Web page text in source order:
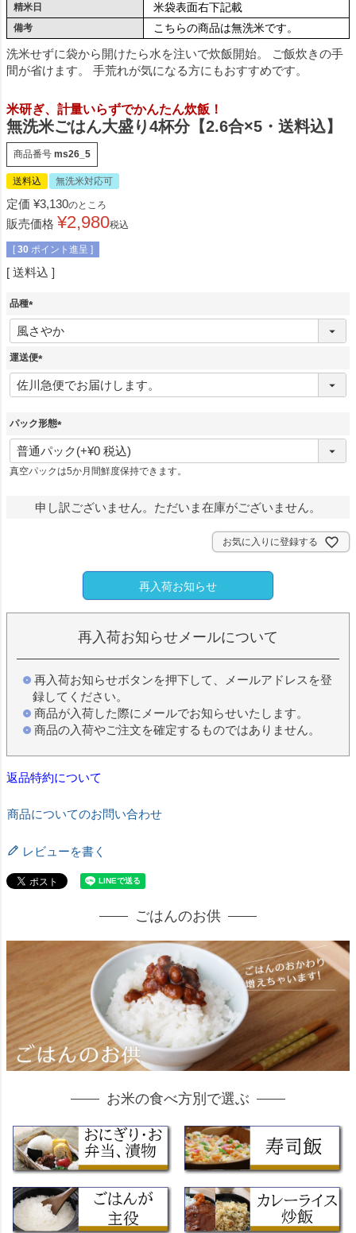
精米日 米袋表面右下記載
備考 こちらの商品は無洗米です。
洗米せずに袋から開けたら水を注いで炊飯開始。 ご飯炊きの手
間が省けます。 手荒れが気になる方にもおすすめです。
米研ぎ、計量いらずでかんたん炊飯！
無洗米ごはん大盛り4杯分【2.6合×5・送料込】
商品番号 ms26_5
送料込 無洗米対応可
定価 ¥3,130のところ
販売価格 ¥2,980税込
[ 30 ポイント進呈 ]
送料込
品種
(
必
須
)
運送便
(
必
)
パック形態
(
必
須
真空パックは5か月間鮮度保持できます。
申し訳ございません。ただいま在庫がございません。
お気に入りに登録する
再入荷お知らせ
再入荷お知らせメールについて
再入荷お知らせボタンを押下して、メールアドレスを登
録してください。
商品が入荷した際にメールでお知らせいたします。
商品の入荷やご注文を確定するものではありません。
返品特約について
商品についてのお問い合わせ
レビューを書く
ごはんのお供
お米の食べ方別で選ぶ